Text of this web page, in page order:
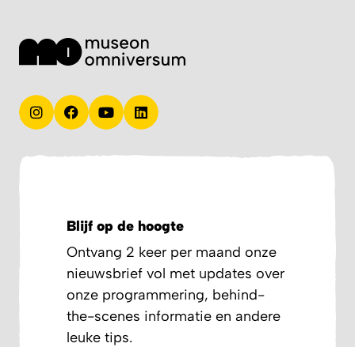
Blijf op de hoogte
Ontvang 2 keer per maand onze
nieuwsbrief vol met updates over
onze programmering, behind-
the-scenes informatie en andere
leuke tips.